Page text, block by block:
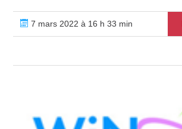
7 mars 2022 à 16 h 33 min